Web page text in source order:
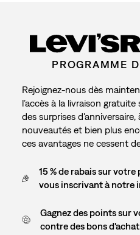
PROGRAMME
Rejoignez-nous dès
l’accès à la livraison
des surprises
nouveautés et bien plus
ces avantages ne cessent
15 % de rabais sur
vous inscrivant à notre
Gagnez des points sur
contre des bons